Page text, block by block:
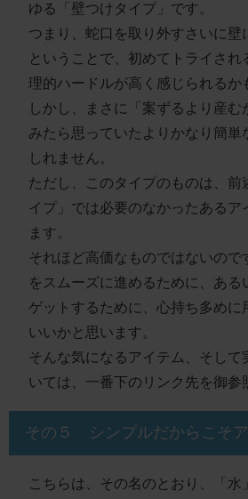
ゆる「壁つけタイプ」 です。
つまり、蛇口を取り外すさいに壁
ということで、初めてトライさ
理的ハードルが高く感じられるか
しかし、まさに
「案ずるより産む
みたら思っていたよりかなり簡単
しれません。
ただし、このタイプのものは、前
イプ」では必要のなかったあるア
ます。
それほど高価なものではないので
をスムーズに進めるために、ある
ゲットするために、 心持ち多めに
いいかと思います。
そんな気になるアイテム、そして
いては、 一番下のリンク先を御参
その５ シンプルだからこそ
こちらは、その名のとおり、「水